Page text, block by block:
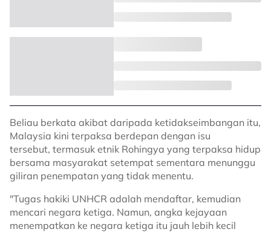
Beliau berkata akibat daripada ketidakseimbangan itu,
Malaysia kini terpaksa berdepan dengan isu
tersebut, termasuk etnik Rohingya yang terpaksa hidup
bersama masyarakat setempat sementara menunggu
giliran penempatan yang tidak menentu.
"Tugas hakiki UNHCR adalah mendaftar, kemudian
mencari negara ketiga. Namun, angka kejayaan
menempatkan ke negara ketiga itu jauh lebih kecil